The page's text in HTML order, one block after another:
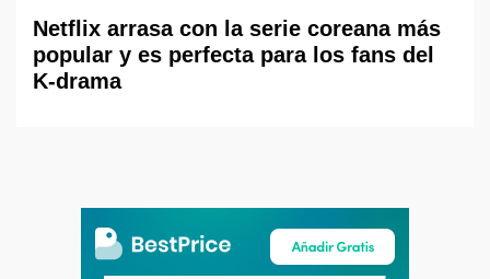
Netflix arrasa con la serie coreana más
popular y es perfecta para los fans del
K-drama